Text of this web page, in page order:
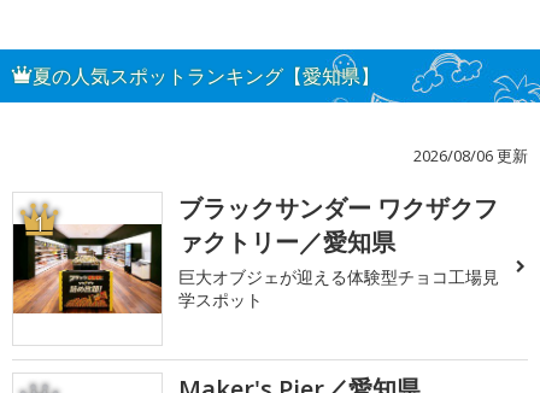
夏の人気スポットランキング【愛知県】
2026/08/06 更新
1
ブラックサンダー ワクザクフ
ァクトリー／愛知県
巨大オブジェが迎える体験型チョコ工場見
学スポット